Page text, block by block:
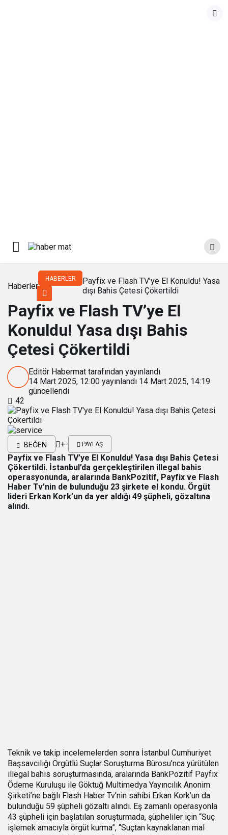
Haberler
HABERLER
Payfix ve Flash TV’ye El Konuldu! Yasa
dışı Bahis Çetesi Çökertildi
Payfix ve Flash TV’ye El
Konuldu! Yasa dışı Bahis
Çetesi Çökertildi
Editör Habermat tarafından yayınlandı
14 Mart 2025, 12:00 yayınlandı 14 Mart 2025, 14:19
güncellendi
42
BEĞEN +- PAYLAŞ
Payfix ve Flash TV’ye El Konuldu! Yasa dışı Bahis Çetesi
Çökertildi. İstanbul’da gerçekleştirilen illegal bahis
operasyonunda, aralarında BankPozitif, Payfix ve Flash
Haber Tv’nin de bulunduğu 23 şirkete el kondu. Örgüt
lideri Erkan Kork’un da yer aldığı 49 şüpheli, gözaltına
alındı.
Teknik ve takip incelemelerden sonra İstanbul Cumhuriyet
Başsavcılığı Örgütlü Suçlar Soruşturma Bürosu’nca yürütülen
illegal bahis soruşturmasında, aralarında BankPozitif Payfix
Ödeme Kuruluşu ile Göktuğ Multimedya Yayıncılık Anonim
Şirketi’ne bağlı Flash Haber Tv’nin sahibi Erkan Kork’un da
bulunduğu 59 şüpheli gözaltı alındı. Eş zamanlı operasyonla
43 şüpheli için başlatılan soruşturmada, şüpheliler için “Suç
işlemek amacıyla örgüt kurma”, “Suçtan kaynaklanan mal